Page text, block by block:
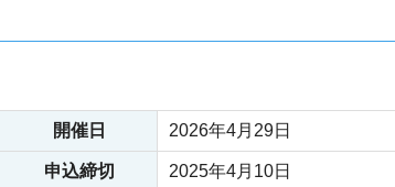
開催日 2026年4月29日
申込締切 2025年4月10日